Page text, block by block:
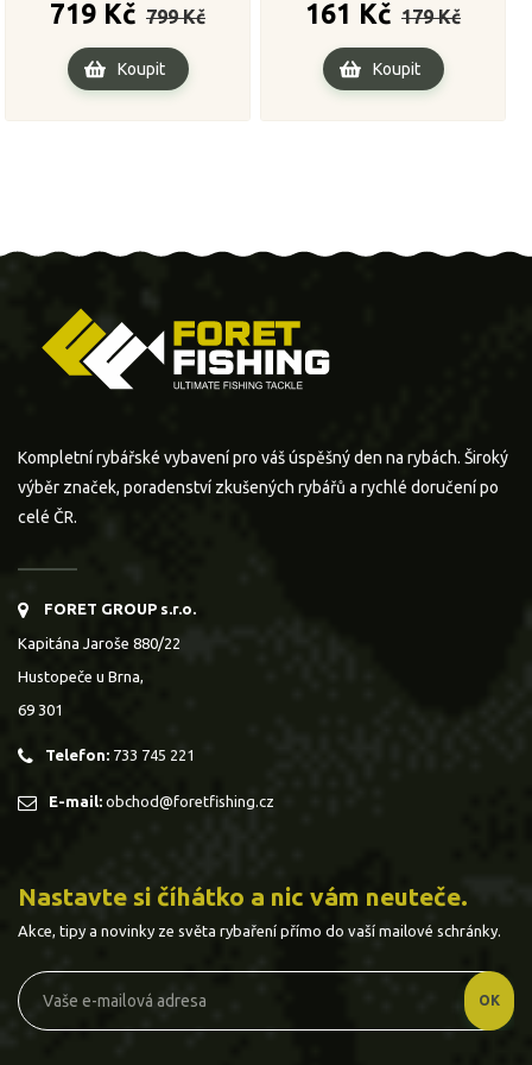
719 Kč
cena
799 Kč
Koupit
161 Kč
cena
179 Kč
Koupit
Kompletní rybářské vybavení pro váš úspěšný den na rybách. Široký
výběr značek, poradenství zkušených rybářů a rychlé doručení po
celé ČR.
FORET GROUP s.r.o.
Kapitána Jaroše 880/22
Hustopeče u Brna,
69 301
Telefon: 733 745 221
E-mail: obchod@foretfishing.cz
Nastavte si číhátko a nic vám neuteče.
Akce, tipy a novinky ze světa rybaření přímo do vaší mailové schránky.